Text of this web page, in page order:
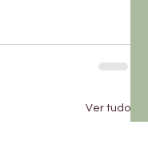
Ver tudo